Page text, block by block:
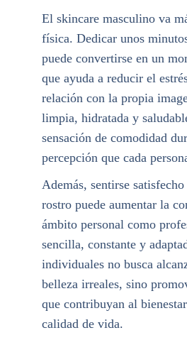
El skincare masculino va
física. Dedicar unos
puede convertirse en un
que ayuda a reducir el
relación con la propia
limpia, hidratada y
sensación de comodidad
percepción que cada
Además, sentirse
rostro puede aumentar la
ámbito personal como
sencilla, constante y
individuales no busca
belleza irreales, sino
que contribuyan al
calidad de vida.